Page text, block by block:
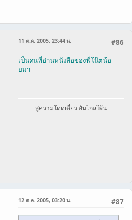
#86
11 ต.ค. 2005, 23:44 น.
เป็นคนที่อ่านหนังสือของพี่โน๊ตน้อ
ยมา
สู่ความโดดเดี่ยว อันไกลโพ้น
#87
12 ต.ค. 2005, 03:20 น.